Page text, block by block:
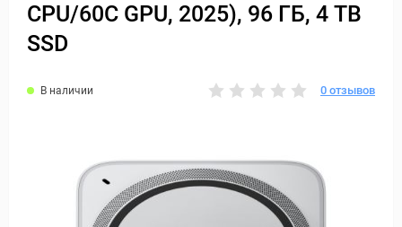
CPU/60C GPU, 2025), 96 ГБ, 4 TB
SSD
В наличии 0 отзывов